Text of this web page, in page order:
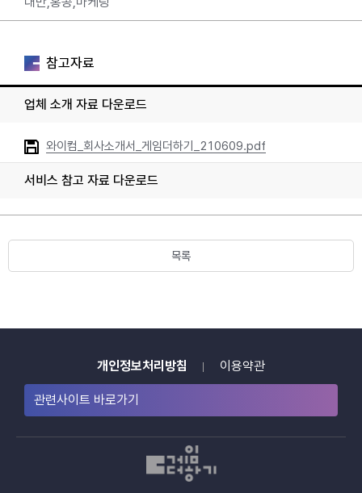
참고자료
업체 소개 자료 다운로드
와이컴_회사소개서_게임더하기_210609.pdf
서비스 참고 자료 다운로드
목록
개인정보처리방침 이용약관
관련사이트 바로가기